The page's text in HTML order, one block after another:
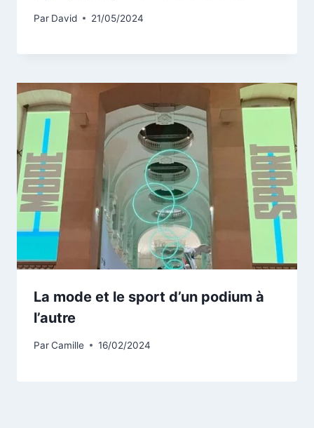
Par David 21/05/2024
La mode et le sport d’un podium à
l’autre
ParCamille 16/02/2024